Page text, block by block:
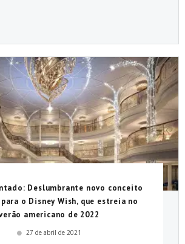
Deslumbrante novo conceito
o Disney Wish, que estreia no
americano de 2022
27 de abril de 2021